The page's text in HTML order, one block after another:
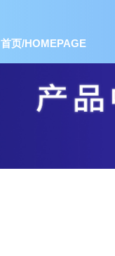
首页/HOMEPAGE